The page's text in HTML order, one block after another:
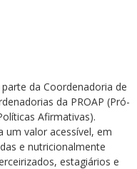
da Coordenadoria de
da PROAP (Pró-
Afirmativas).
um valor acessível, em
e nutricionalmente
estagiários e